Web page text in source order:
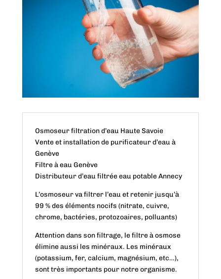
Osmoseur filtration d’eau Haute Savoie
Vente et installation de purificateur d’eau à
Genève
Filtre à eau Genève
Distributeur d’eau filtrée eau potable Annecy
L’osmoseur va filtrer l’eau et retenir jusqu’à
99 % des éléments nocifs (nitrate, cuivre,
chrome, bactéries, protozoaires, polluants)
Attention dans son filtrage, le filtre à osmose
élimine aussi les minéraux. Les minéraux
(potassium, fer, calcium, magnésium, etc…),
sont très importants pour notre organisme.